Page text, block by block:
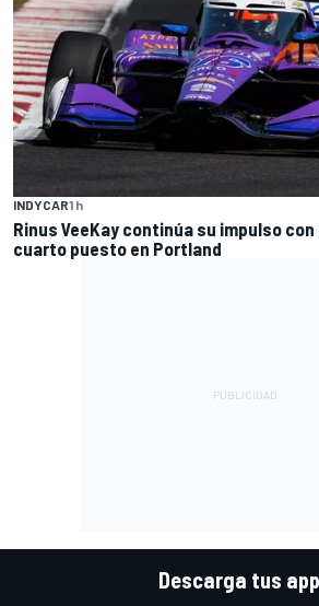
INDYCAR1 h
Rinus VeeKay continúa su impulso
cuarto puesto en Portland
Descarga tus